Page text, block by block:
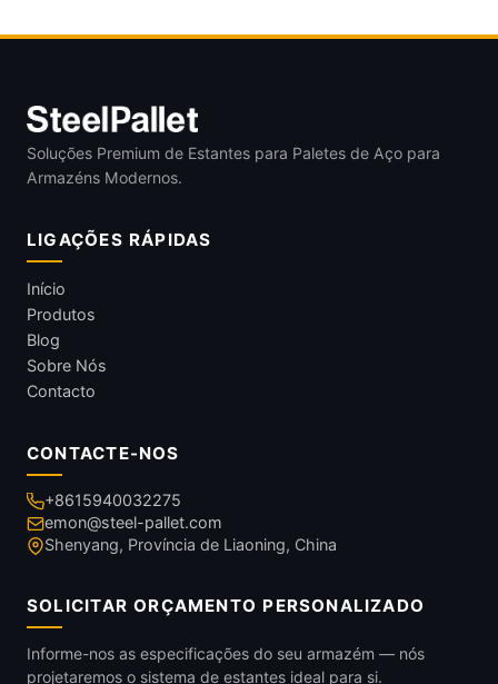
Soluções Premium de Estantes para Paletes de Aço para
Armazéns Modernos.
LIGAÇÕES RÁPIDAS
Início
Produtos
Blog
Sobre Nós
Contacto
CONTACTE-NOS
+8615940032275
emon@steel-pallet.com
Shenyang, Província de Liaoning, China
SOLICITAR ORÇAMENTO PERSONALIZADO
Informe-nos as especificações do seu armazém — nós
projetaremos o sistema de estantes ideal para si.